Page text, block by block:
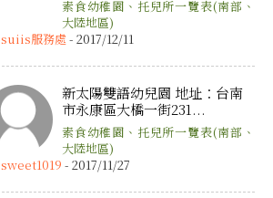
素食幼稚園、托兒所一覽表(南部、
大陸地區)
suiis服務處 - 2017/12/11
新太陽雙語幼兒園 地址：台南
市永康區大橋一街231...
素食幼稚園、托兒所一覽表(南部、
大陸地區)
sweet1019 - 2017/11/27